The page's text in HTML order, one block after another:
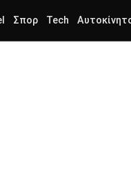
Σπορ Tech